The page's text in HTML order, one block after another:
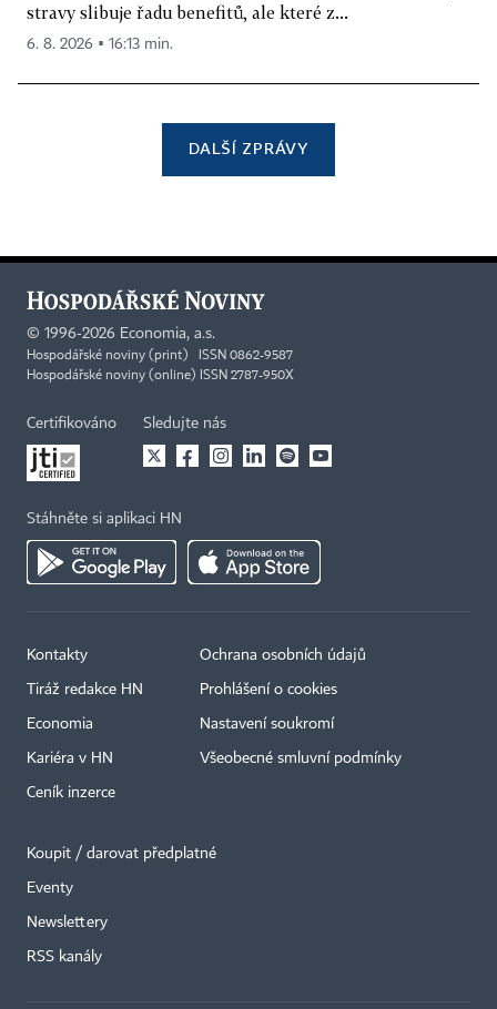
stravy slibuje řadu benefitů, ale které z...
6. 8. 2026 ▪ 16:13 min.
DALŠÍ ZPRÁVY
© 1996-2026 Economia, a.s.
Hospodářské noviny (print) ISSN 0862-9587
Hospodářské noviny (online) ISSN 2787-950X
Certifikováno Sledujte nás
Stáhněte si aplikaci HN
Kontakty
Tiráž redakce HN
Economia
Kariéra v HN
Ceník inzerce
Ochrana osobních údajů
Prohlášení o cookies
Nastavení soukromí
Všeobecné smluvní podmínky
Koupit / darovat předplatné
Eventy
Newslettery
RSS kanály